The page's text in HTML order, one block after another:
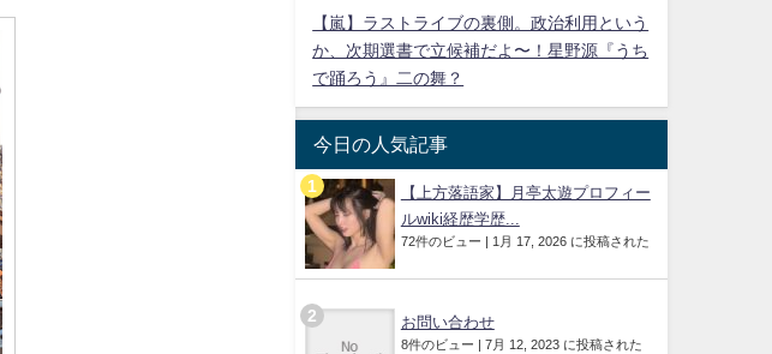
【嵐】ラストライブの裏側。政治利用という
か、次期選書で立候補だよ〜！星野源『うち
で踊ろう』二の舞？
今日の人気記事
【上方落語家】月亭太遊プロフィー
ルwiki経歴学歴...
72件のビュー | 1月 17, 2026 に投稿された
お問い合わせ
8件のビュー | 7月 12, 2023 に投稿された